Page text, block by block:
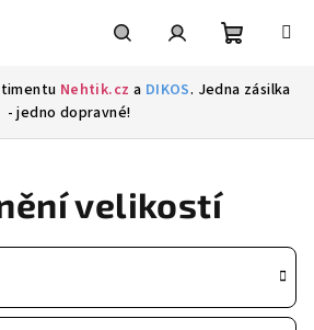
Nehtik.cz a DIKOS. Jedna zásilka
- jedno dopravné!
velikostí